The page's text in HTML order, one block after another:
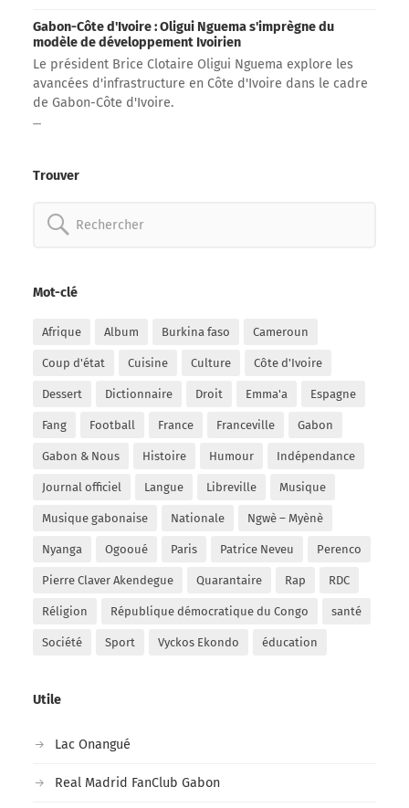
Gabon-Côte d'Ivoire : Oligui Nguema s'imprègne du
modèle de développement Ivoirien
Le président Brice Clotaire Oligui Nguema explore les
avancées d'infrastructure en Côte d'Ivoire dans le cadre
de Gabon-Côte d'Ivoire.
Trouver
Rechercher:
Mot-clé
Afrique Album Burkina faso Cameroun
Coup d'état Cuisine Culture Côte d'Ivoire
Dessert Dictionnaire Droit Emma'a Espagne
Fang Football France Franceville Gabon
Gabon & Nous Histoire Humour Indépendance
Journal officiel Langue Libreville Musique
Musique gabonaise Nationale Ngwè – Myènè
Nyanga Ogooué Paris Patrice Neveu Perenco
Pierre Claver Akendegue Quarantaire Rap RDC
Réligion République démocratique du Congo santé
Société Sport Vyckos Ekondo éducation
Utile
Lac Onangué
Real Madrid FanClub Gabon